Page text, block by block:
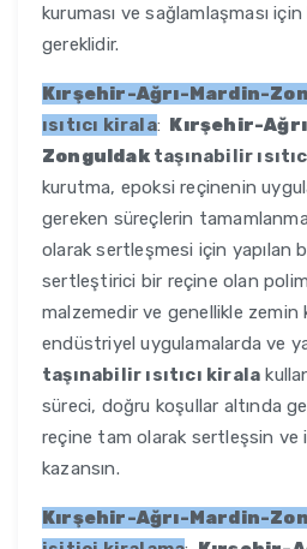
kuruması ve sağlamlaşması
gereklidir.
Kırşehir-Ağrı-Mardin-
ısıtıcı kirala: Kırşehir-
Zonguldaktaşınabilir
kurutma, epoksi reçinenin
gereken süreçlerin
olarak sertleşmesi için yapılan
sertleştirici bir reçine olan
malzemedir ve genellikle zemin
endüstriyel uygulamalarda ve
taşınabilir ısıtıcı kirala
süreci, doğru koşullar altında
reçine tam olarak sertleşsin ve
kazansın.
Kırşehir-Ağrı-Mardin-